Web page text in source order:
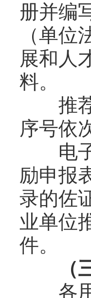
册并编
（单
展和人
料。
推荐
序号依
电子
励申报
录的佐
业单位
件。
各用